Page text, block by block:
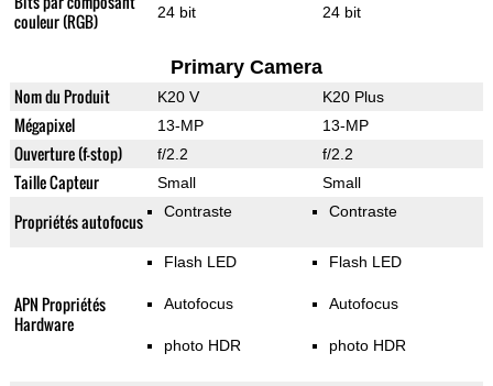
couleur (RGB)
24 bit 24 bit
Primary Camera
Nom du Produit K20 V K20 Plus
Mégapixel 13-MP 13-MP
Ouverture (f-stop) f/2.2 f/2.2
Taille Capteur Small Small
Propriétés autofocus Contraste Contraste
APN Propriétés
Hardware
Flash LED
Autofocus
photo HDR
Flash LED
Autofocus
photo HDR